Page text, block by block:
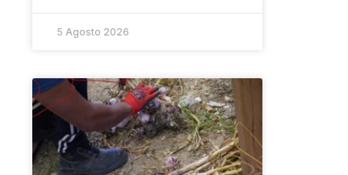
5 Agosto 2026